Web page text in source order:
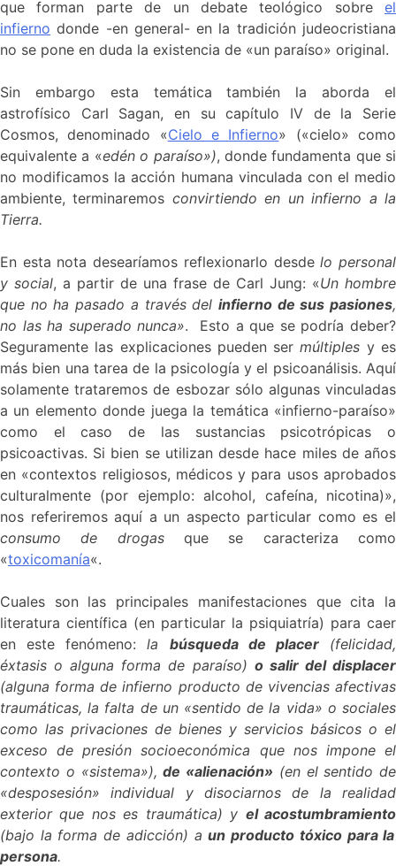
que forman parte de un debate teológico sobre el
infierno donde -en general- en la tradición judeocristiana
no se pone en duda la existencia de «un paraíso» original.
Sin embargo esta temática también la aborda el
astrofísico Carl Sagan, en su capítulo IV de la Serie
Cosmos, denominado «Cielo e Infierno» («cielo» como
equivalente a «edén o paraíso»), donde fundamenta que si
no modificamos la acción humana vinculada con el medio
ambiente, terminaremos convirtiendo en un infierno a la
Tierra.
En esta nota desearíamos reflexionarlo desdelo personal
y social, a partir de una frase de Carl Jung: «Un hombre
que no ha pasado a través del infierno de sus pasiones,
no las ha superado nunca». Esto a que se podría deber?
Seguramente las explicaciones pueden sermúltiples y es
más bien una tarea de la psicología y el psicoanálisis. Aquí
solamente trataremos de esbozar sólo algunas vinculadas
a un elemento donde juega la temática «infierno-paraíso»
como el caso de las sustancias psicotrópicas o
psicoactivas. Si bien se utilizan desde hace miles de años
en «contextos religiosos, médicos y para usos aprobados
culturalmente (por ejemplo: alcohol, cafeína, nicotina)»,
nos referiremos aquí a un aspecto particular como es el
consumo de drogasque se caracteriza como
«toxicomanía«.
Cuales son las principales manifestaciones que cita la
literatura científica (en particular la psiquiatría) para caer
en este fenómeno:la búsqueda de placer(felicidad,
éxtasis o alguna forma de paraíso) o salir del displacer
(alguna forma de infierno producto de vivencias afectivas
traumáticas, la falta de un «sentido de la vida» o sociales
como las privaciones de bienes y servicios básicos o el
exceso de presiónsocioeconómica que nos impone el
contexto o «sistema»),de «alienación» (en el sentido de
«desposesión» individual y disociarnos de la realidad
exterior que nos es traumática) y el acostumbramiento
(bajo la forma de adicción) aun producto tóxico para la
persona.